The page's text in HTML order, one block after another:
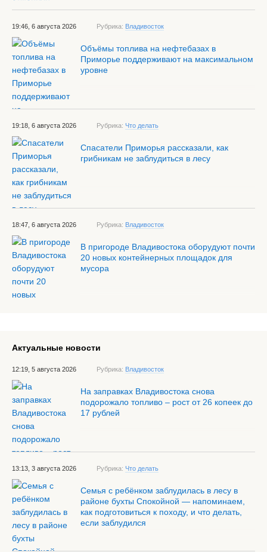
19:46, 6 августа 2026 Рубрика: Владивосток
Объёмы топлива на нефтебазах в
Приморье поддерживают на максимальном
уровне
19:18, 6 августа 2026 Рубрика: Что делать
Спасатели Приморья рассказали, как
грибникам не заблудиться в лесу
18:47, 6 августа 2026 Рубрика: Владивосток
В пригороде Владивостока оборудуют почти
20 новых контейнерных площадок для
мусора
Актуальные новости
12:19, 5 августа 2026 Рубрика: Владивосток
На заправках Владивостока снова
подорожало топливо – рост от 26 копеек до
17 рублей
13:13, 3 августа 2026 Рубрика: Что делать
Семья с ребёнком заблудилась в лесу в
районе бухты Спокойной — напоминаем,
как подготовиться к походу, и что делать,
если заблудился